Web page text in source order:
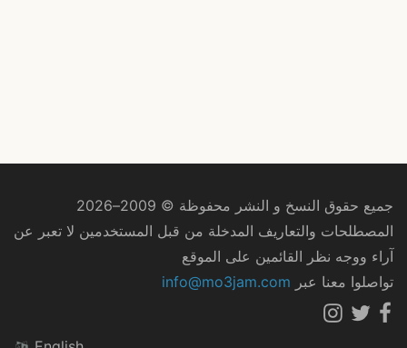
جميع حقوق النسخ و النشر محفوظة © 2009–2026
المصطلحات والتعاريف المدخلة من قبل المستخدمين لا تعبر عن
آراء ووجه نظر القائمين على الموقع
تواصلوا معنا عبر info@mo3jam.com